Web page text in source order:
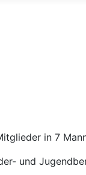
in 7
und